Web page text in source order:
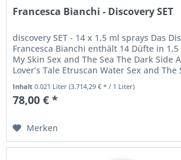
Francesca Bianchi - Discovery SET
discovery SET - 14 x 1,5 ml sprays Das
Francesca Bianchi enthält 14 Düfte in
My Skin Sex and The Sea The Dark Side
Lover’s Tale Etruscan Water Sex and
Inhalt0.021 Liter(3.714,29 € * / 1 Liter)
78,00 € *
Merken